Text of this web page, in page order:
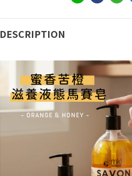
DESCRIPTION